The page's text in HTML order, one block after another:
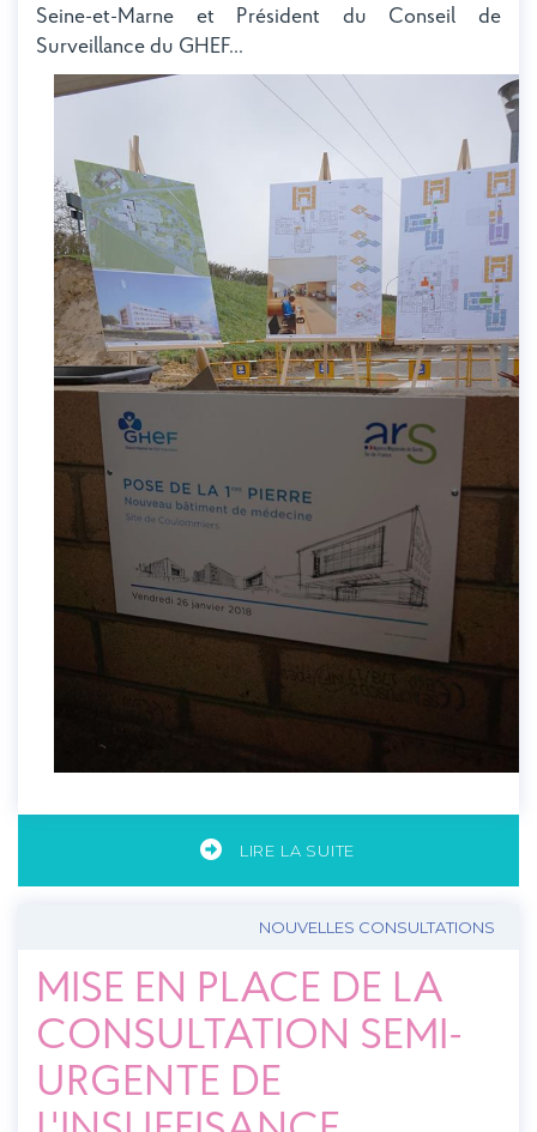
Seine-et-Marne et Président du Conseil de
Surveillance du GHEF...
LIRE LA SUITE
NOUVELLES CONSULTATIONS
MISE EN PLACE DE LA
CONSULTATION SEMI-
URGENTE DE